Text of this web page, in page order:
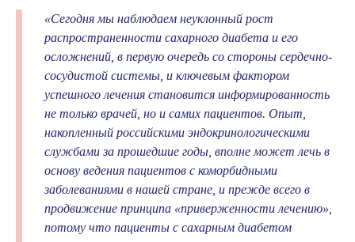
«Сегодня мы наблюдаем неуклонный рост
распространенности сахарного диабета и его
осложнений, в первую очередь со стороны сердечно-
сосудистой системы, и ключевым фактором
успешного лечения становится информированность
не только врачей, но и самих пациентов. Опыт,
накопленный российскими эндокринологическими
службами за прошедшие годы, вполне может лечь в
основу ведения пациентов с коморбидными
заболеваниями в нашей стране, и прежде всего в
продвижение принципа «приверженности лечению»,
потому что пациенты с сахарным диабетом